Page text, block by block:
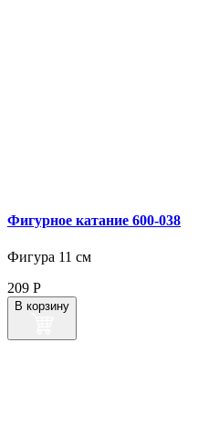
Фигурное катание 600‑038
Фигура 11 см
209 Р
В корзину